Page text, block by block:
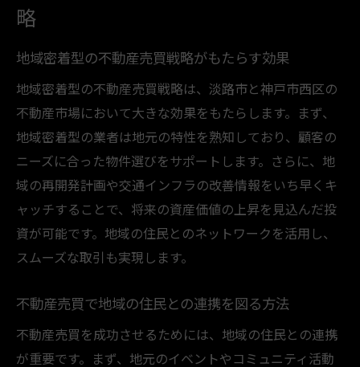
略
地域密着型の不動産売買戦略がもたらす効果
地域密着型の不動産売買戦略は、淡路市と神戸市西区の
不動産市場において大きな効果をもたらします。まず、
地域密着型の業者は地元の特性を熟知しており、顧客の
ニーズに合った物件選びをサポートします。さらに、地
域の再開発計画や交通インフラの改善情報をいち早くキ
ャッチすることで、将来の資産価値の上昇を見込んだ投
資が可能です。地域の住民とのネットワークを活用し、
スムーズな取引も実現します。
不動産売買で地域の住民との連携を図る方法
不動産売買を成功させるためには、地域の住民との連携
が重要です。まず、地元のイベントやコミュニティ活動